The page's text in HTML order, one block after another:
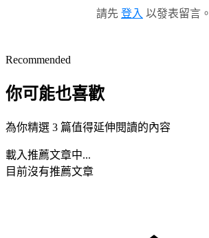
請先 登入 以發表留言。
Recommended
你可能也喜歡
為你精選 3 篇值得延伸閱讀的內容
載入推薦文章中...
目前沒有推薦文章